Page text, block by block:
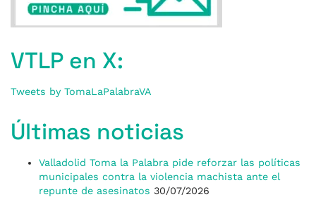
VTLP en X:
Tweets by TomaLaPalabraVA
Últimas noticias
Valladolid Toma la Palabra pide reforzar las políticas
municipales contra la violencia machista ante el
repunte de asesinatos 30/07/2026